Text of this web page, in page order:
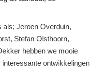
als; Jeroen Overduin,
Stefan Olsthoorn,
hebben we mooie
ontwikkelingen